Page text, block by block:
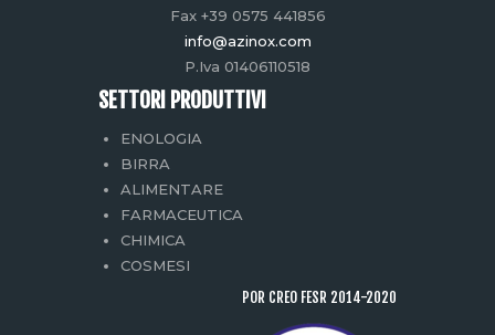
Fax +39 0575 441856
info@azinox.com
P.Iva 01406110518
SETTORI PRODUTTIVI
ENOLOGIA
BIRRA
ALIMENTARE
FARMACEUTICA
CHIMICA
COSMESI
POR CREO FESR 2014-2020